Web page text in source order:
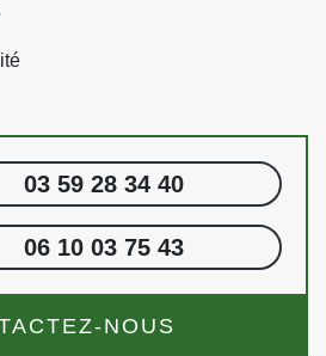
03 59 28 34 40
06 10 03 75 43
NOUS